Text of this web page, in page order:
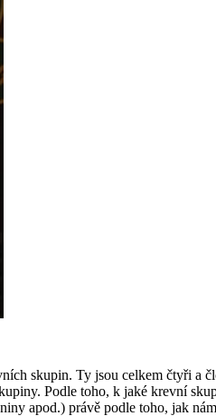
skupin. Ty jsou celkem čtyři a
Podle toho, k jaké krevní
apod.) právě podle toho, jak